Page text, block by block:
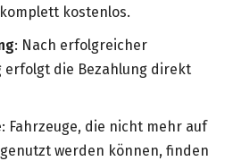
kostenlos.
: Nach erfolgreicher
erfolgt die Bezahlung direkt
: Fahrzeuge, die nicht mehr auf
werden können, finden